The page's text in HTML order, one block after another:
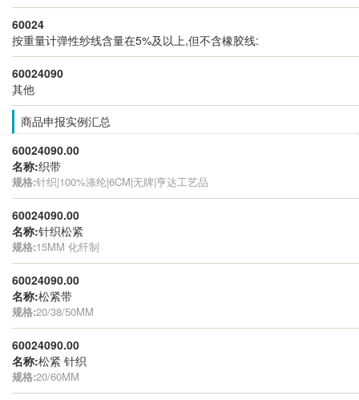
60024
按重量计弹性纱线含量在5%及以上,但不含橡胶线:
60024090
其他
商品申报实例汇总
60024090.00
名称:织带
规格:针织|100%涤纶|6CM|无牌|亨达工艺品
60024090.00
名称:针织松紧
规格:15MM 化纤制
60024090.00
名称:松紧带
规格:20/38/50MM
60024090.00
名称:松紧 针织
规格:20/60MM